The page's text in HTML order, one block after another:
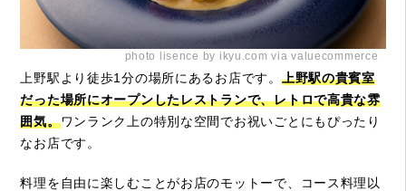
photo lisence by ikyu.com via valuecommerce
上野駅より徒歩1分の場所にあるお店です。 上野駅の貴賓室
だった場所にオープンしたレストランで、レトロで高貴な雰
囲気。ワンランク上の特別な空間でお祝いごとにもぴったり
なお店です。
料理を自由に楽しむことがお店のモットーで、コース料理以